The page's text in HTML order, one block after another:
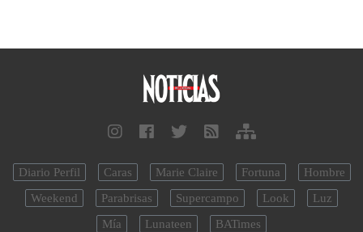
Diario Perfil Caras Marie Claire Fortuna
Hombre
Weekend
Parabrisas Supercampo Look
Luz
Mía
Lunateen BATimes